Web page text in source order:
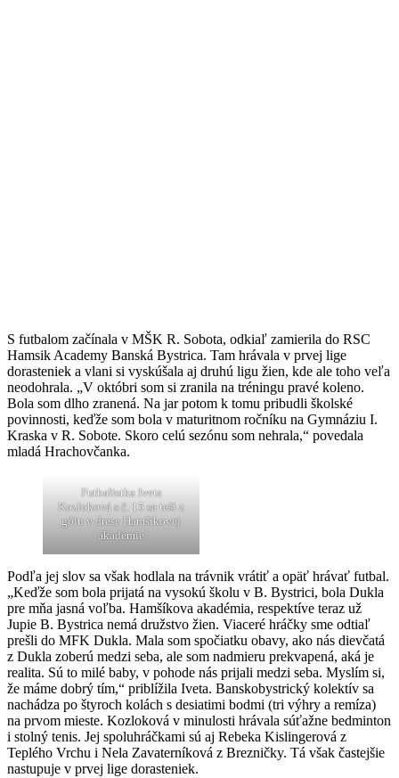
S futbalom začínala v MŠK R. Sobota, odkiaľ zamierila do RSC
Hamsik Academy Banská Bystrica. Tam hrávala v prvej lige
dorasteniek a vlani si vyskúšala aj druhú ligu žien, kde ale toho veľa
neodohrala. „V októbri som si zranila na tréningu pravé koleno.
Bola som dlho zranená. Na jar potom k tomu pribudli školské
povinnosti, keďže som bola v maturitnom ročníku na Gymnáziu I.
Kraska v R. Sobote. Skoro celú sezónu som nehrala,“ povedala
mladá Hrachovčanka.
Futbalistka Iveta
Kozloková s č. 15 sa teší z
gólu v drese Hamšíkovej
akadémie
Podľa jej slov sa však hodlala na trávnik vrátiť a opäť hrávať futbal.
„Keďže som bola prijatá na vysokú školu v B. Bystrici, bola Dukla
pre mňa jasná voľba. Hamšíkova akadémia, respektíve teraz už
Jupie B. Bystrica nemá družstvo žien. Viaceré hráčky sme odtiaľ
prešli do MFK Dukla. Mala som spočiatku obavy, ako nás dievčatá
z Dukla zoberú medzi seba, ale som nadmieru prekvapená, aká je
realita. Sú to milé baby, v pohode nás prijali medzi seba. Myslím si,
že máme dobrý tím,“ priblížila Iveta. Banskobystrický kolektív sa
nachádza po štyroch kolách s desiatimi bodmi (tri výhry a remíza)
na prvom mieste. Kozloková v minulosti hrávala súťažne bedminton
i stolný tenis. Jej spoluhráčkami sú aj Rebeka Kislingerová z
Teplého Vrchu i Nela Zavaterníková z Brezničky. Tá však častejšie
nastupuje v prvej lige dorasteniek.